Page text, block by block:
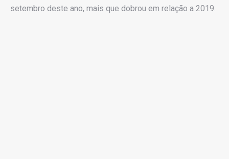
setembro deste ano, mais que dobrou em relação a 2019.